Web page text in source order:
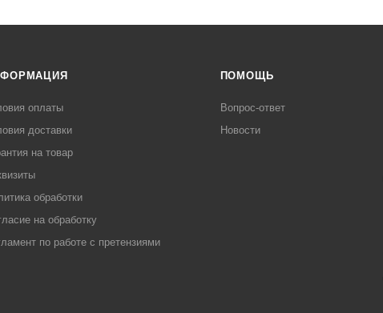
оплаты
доставки
на товар
обработки
на обработку
по работе с претензиями
ПОМОЩЬ
Вопрос-ответ
Новости